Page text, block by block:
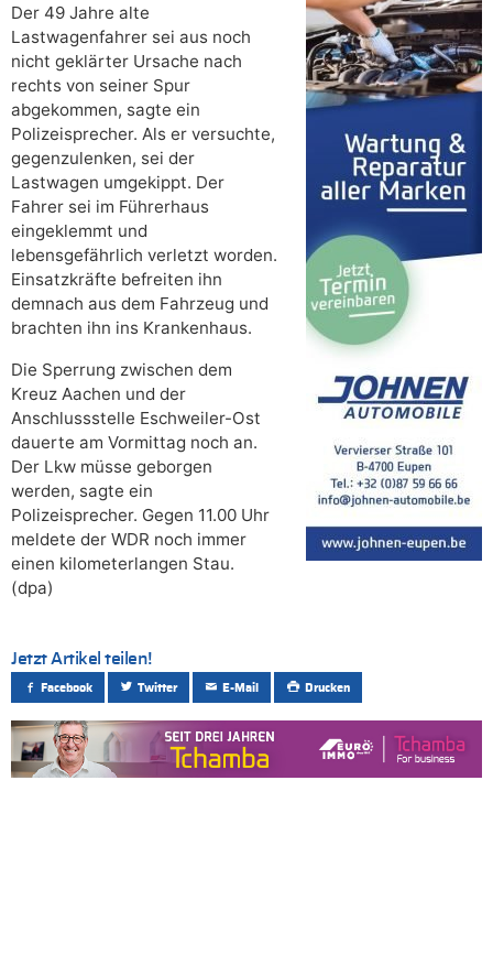
Der 49 Jahre alte
Lastwagenfahrer sei aus noch
nicht geklärter Ursache nach
rechts von seiner Spur
abgekommen, sagte ein
Polizeisprecher. Als er versuchte,
gegenzulenken, sei der
Lastwagen umgekippt. Der
Fahrer sei im Führerhaus
eingeklemmt und
lebensgefährlich verletzt worden.
Einsatzkräfte befreiten ihn
demnach aus dem Fahrzeug und
brachten ihn ins Krankenhaus.
Die Sperrung zwischen dem
Kreuz Aachen und der
Anschlussstelle Eschweiler-Ost
dauerte am Vormittag noch an.
Der Lkw müsse geborgen
werden, sagte ein
Polizeisprecher. Gegen 11.00 Uhr
meldete der WDR noch immer
einen kilometerlangen Stau.
(dpa)
Jetzt Artikel teilen!
Facebook Twitter E-Mail Drucken